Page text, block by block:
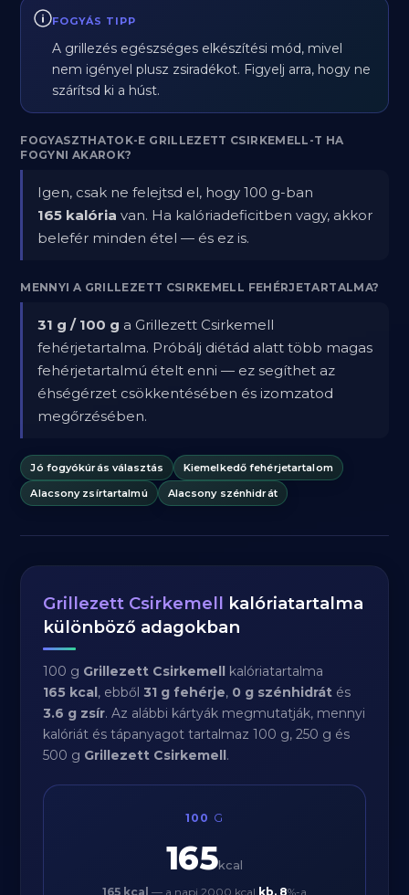
FOGYÁS TIPP
A grillezés egészséges elkészítési mód, mivel
nem igényel plusz zsiradékot. Figyelj arra, hogy ne
szárítsd ki a húst.
FOGYASZTHATOK-E GRILLEZETT CSIRKEMELL-T HA
FOGYNI AKAROK?
Igen, csak ne felejtsd el, hogy 100 g-ban
165 kalória van. Ha kalóriadeficitben vagy, akkor
belefér minden étel — és ez is.
MENNYI A GRILLEZETT CSIRKEMELL FEHÉRJETARTALMA?
31 g / 100 g a Grillezett Csirkemell
fehérjetartalma. Próbálj diétád alatt több magas
fehérjetartalmú ételt enni — ez segíthet az
éhségérzet csökkentésében és izomzatod
megőrzésében.
Jó fogyókúrás választás
Kiemelkedő fehérjetartalom
Alacsony zsírtartalmú
Alacsony szénhidrát
Grillezett Csirkemell kalóriatartalma
különböző adagokban
100 g Grillezett Csirkemell kalóriatartalma
165 kcal, ebből31 g fehérje, 0 g szénhidrát és
3.6 g zsír. Az alábbi kártyák megmutatják, mennyi
kalóriát és tápanyagot tartalmaz 100 g, 250 g és
500 g Grillezett Csirkemell.
100 G
165kcal
165 kcal — a napi 2000 kcal kb. 8%-a